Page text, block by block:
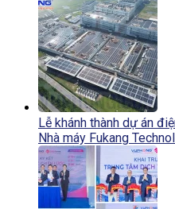
Lễ khánh thành dự án
Nhà máy Fukang